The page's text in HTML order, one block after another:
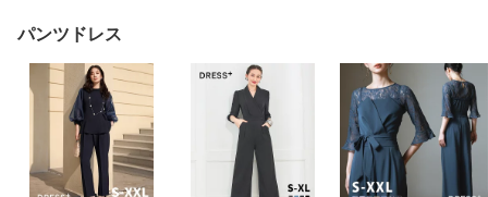
ォーマル レース フリル
ドレス マキシ きれいめ
楽チン ゆったり フリル
レディース パーティー
秋冬 可愛い 袖あり cy88
あり ホックあり 裏地あ
り レイヤードフェミニン
ツ 結婚式 二次会 パーテ
ィー エレガント 透け感 d
sj0014
パンツドレス